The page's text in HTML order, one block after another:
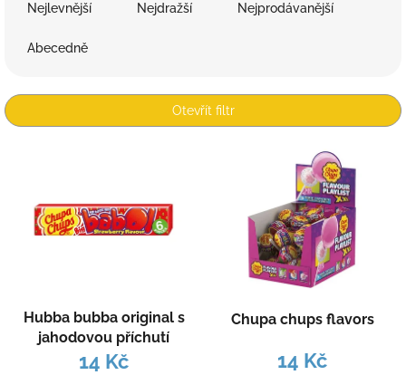
p
r
Nejlevnější Nejdražší Nejprodávanější
Abecedně
Otevřít filtr
Hubba bubba original s
jahodovou příchutí
14 Kč
Chupa chups flavors
14 Kč